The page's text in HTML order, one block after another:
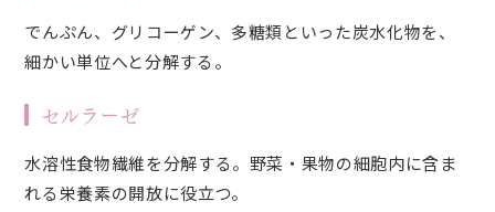
でんぷん、グリコーゲン、多糖類といった炭水化物を、
細かい単位へと分解する。
セルラーゼ
水溶性食物繊維を分解する。野菜・果物の細胞内に含ま
れる栄養素の開放に役立つ。